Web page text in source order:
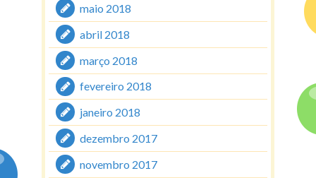
maio 2018
abril 2018
março 2018
fevereiro 2018
janeiro 2018
dezembro 2017
novembro 2017